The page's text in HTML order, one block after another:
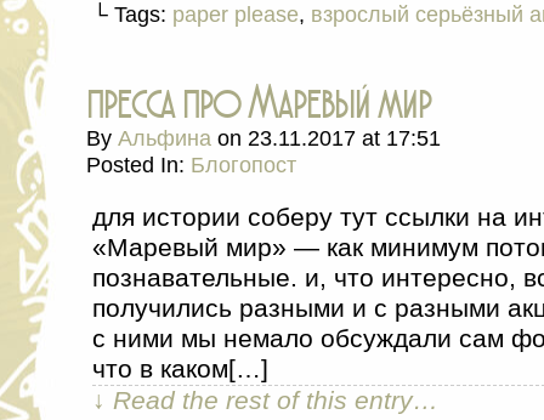
└ Tags: paper please, взрослый серьёзный
пресса про Маревый мир
By Альфина on 23.11.2017 at 17:51
Posted In: Блогопост
для истории соберу тут ссылки на
«Маревый мир» — как минимум
познавательные. и, что интересно,
получились разными и с разными
с ними мы немало обсуждали сам
что в каком[…]
↓ Read the rest of this entry…